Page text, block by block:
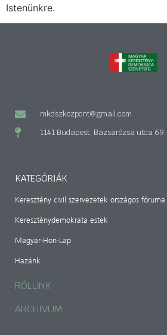
Istenünkre.
mkdszkozpont@gmail.com
1141 Budapest, Bazsarózsa utca 69.
KATEGÓRIÁK
Keresztény civil szervezetek országos fóruma
Kereszténydemokrata estek
Magyar-Hon-Lap
Hazánk
RÓLUNK
ARCHIVUM